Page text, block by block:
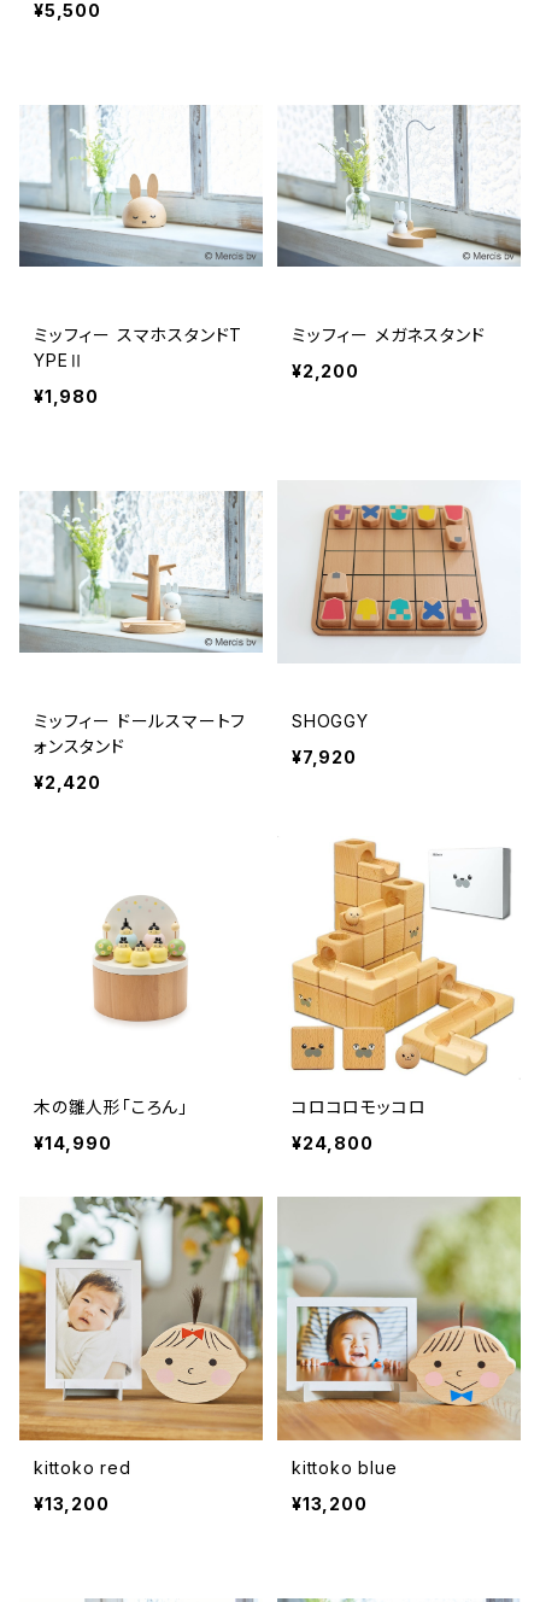
¥5,500
ミッフィー スマホスタンドT
YPEⅡ
¥1,980
ミッフィー メガネスタンド
¥2,200
ミッフィー ドールスマートフ
ォンスタンド
¥2,420
SHOGGY
¥7,920
木の雛人形「ころん」
¥14,990
コロコロモッコロ
¥24,800
kittoko red
¥13,200
kittoko blue
¥13,200